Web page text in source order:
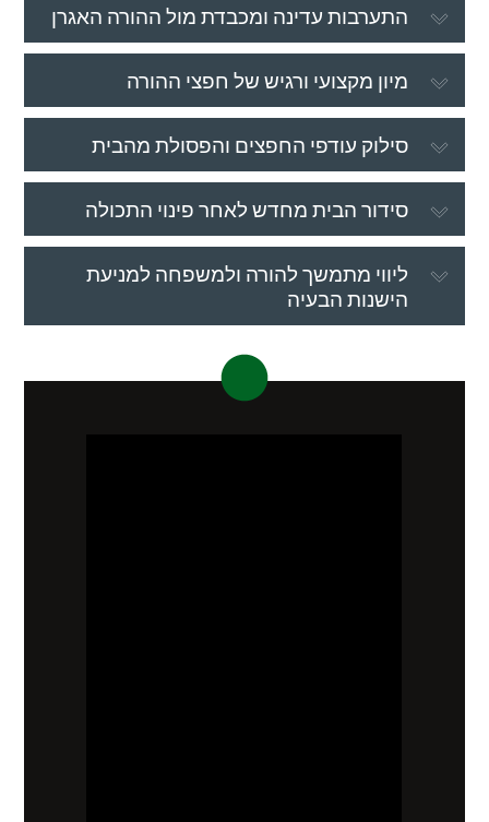
התערבות עדינה ומכבדת מול ההורה האגרן
מיון מקצועי ורגיש של חפצי ההורה
סילוק עודפי החפצים והפסולת מהבית
סידור הבית מחדש לאחר פינוי התכולה
ליווי מתמשך להורה ולמשפחה למניעת
הישנות הבעיה